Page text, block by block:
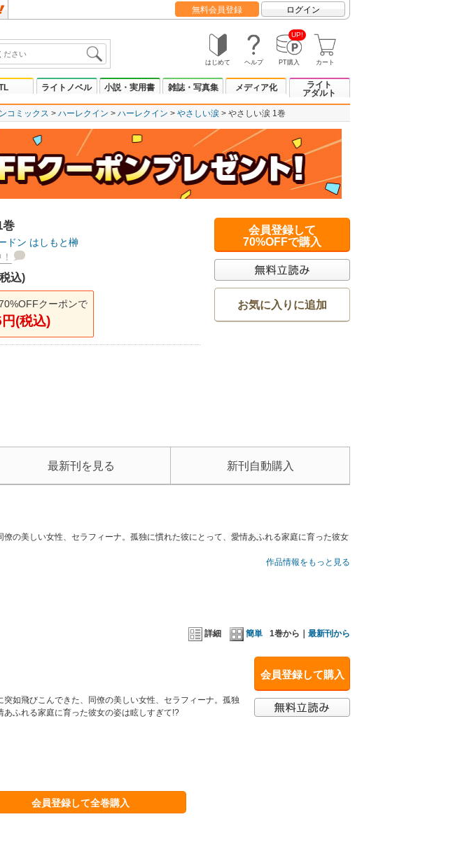
無料会員登録 ログイン
はじめて ヘルプ
UP!
PT購入 カート
ライトノベル 小説・実用書 雑誌・写真集 メディア化
ライト
アダルト
コミックス ハーレクイン ハーレクイン やさしい涙 やさしい涙 1巻
巻
ドン はしもと榊
込)
クーポンで
(税込)
会員登録して
70%OFFで購入
お気に入りに追加
最新刊を見る 新刊自動購入
の美しい女性、セラフィーナ。孤独に慣れた彼にとって、愛情あふれる家庭に育った彼女
作品情報をもっと見る
詳細 簡単 1巻から｜ 最新刊から
会員登録して購入
突如飛びこんできた、同僚の美しい女性、セラフィーナ。孤独
あふれる家庭に育った彼女の姿は眩しすぎて!?
会員登録して全巻購入